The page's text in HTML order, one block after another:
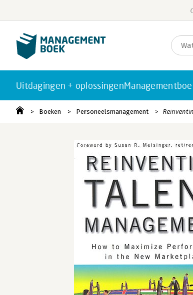
Uitdagingen + oplossingen
Boeken Personeelsmanagement